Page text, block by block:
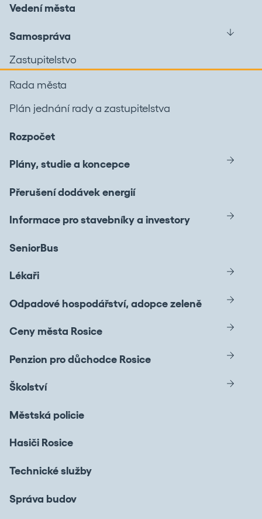
Vedení města
Samospráva
Zastupitelstvo
Rada města
Plán jednání rady a zastupitelstva
Rozpočet
Plány, studie a koncepce
Přerušení dodávek energií
Informace pro stavebníky a investory
SeniorBus
Lékaři
Odpadové hospodářství, adopce zeleně
Ceny města Rosice
Penzion pro důchodce Rosice
Školství
Městská policie
Hasiči Rosice
Technické služby
Správa budov